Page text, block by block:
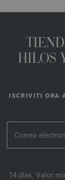
HILOS
ISCRIVITI ORA
14 días. Valor